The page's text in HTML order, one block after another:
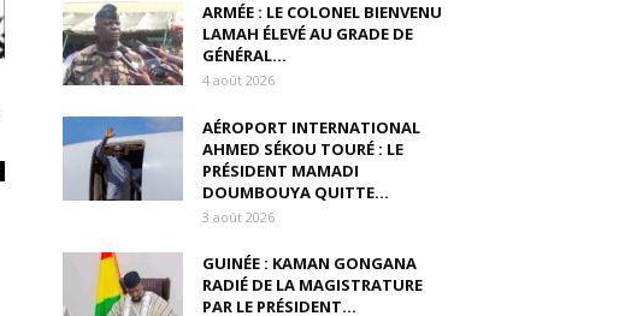
ARMÉE : LE COLONEL BIENVENU
LAMAH ÉLEVÉ AU GRADE DE
GÉNÉRAL...
4 août 2026
AÉROPORT INTERNATIONAL
AHMED SÉKOU TOURÉ : LE
PRÉSIDENT MAMADI
DOUMBOUYA QUITTE...
3 août 2026
GUINÉE : KAMAN GONGANA
RADIÉ DE LA MAGISTRATURE
PAR LE PRÉSIDENT...